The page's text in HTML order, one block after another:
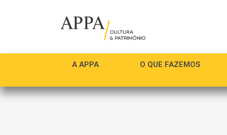
A APPA O QUE FAZEMOS